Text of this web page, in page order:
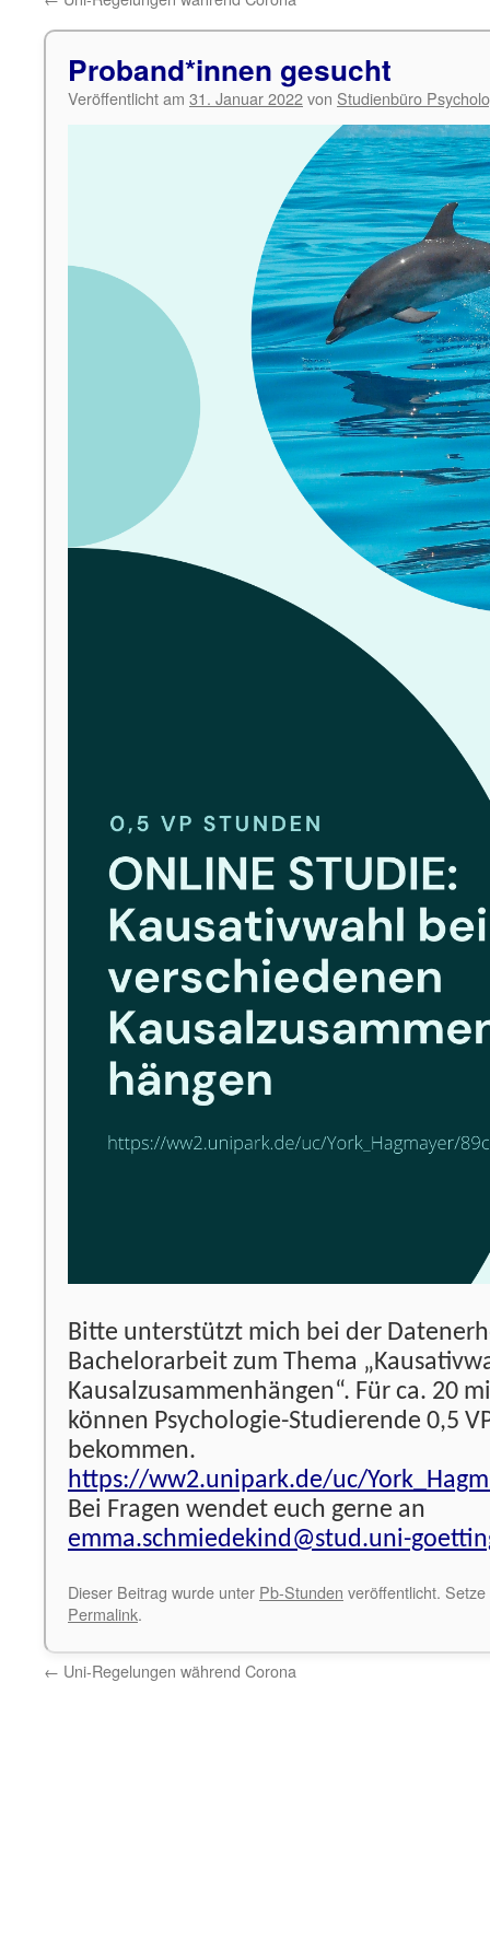
Proband*innen gesucht
Veröffentlicht am 31. Januar 2022von Studienbüro
Bitte unterstützt mich bei der
Bachelorarbeit zum Thema
Kausalzusammenhängen“. Für ca. 20
können Psychologie-Studierende 0,5
bekommen.
https://ww2.unipark.de/uc/
Bei Fragen wendet euch gerne an
emma.schmiedekind@stud.uni-
Dieser Beitrag wurde unter Pb-Stunden veröffentlicht.
Permalink.
← Uni-Regelungen während Corona